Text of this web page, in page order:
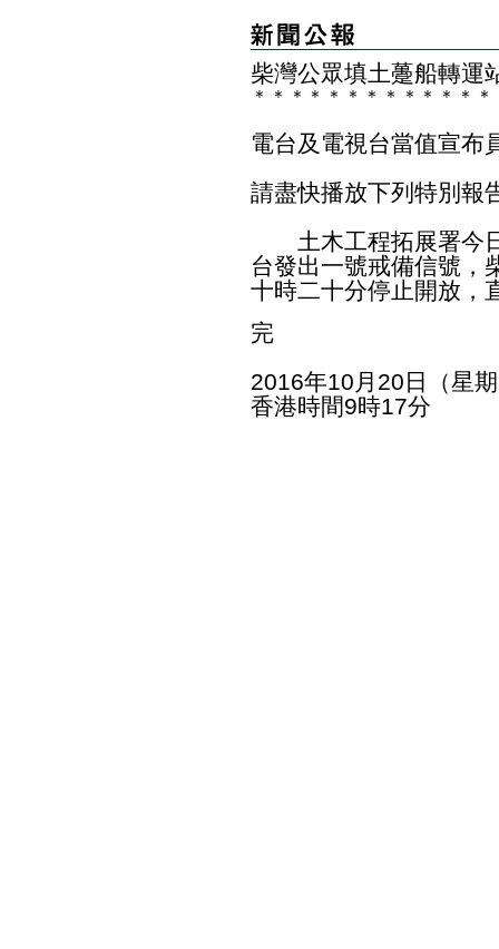
柴灣公眾填土躉船轉運
＊ ＊ ＊ ＊ ＊ ＊ ＊ ＊ ＊ ＊ ＊ ＊ ＊
電台及電視台當值宣布
請盡快播放下列特別報
土木工程拓展署今日
台發出一號戒備信號，
十時二十分停止開放，
完
2016年10月20日（星
香港時間9時17分